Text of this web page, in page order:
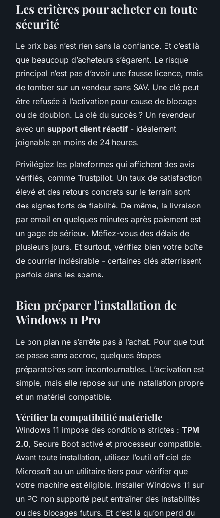
Les critères pour acheter en toute
sécurité
Le prix bas n’est rien sans la confiance. Et c’est là
que beaucoup d’acheteurs s’égarent. Le risque
principal n’est pas d’avoir une fausse licence, mais
de tomber sur un vendeur sans SAV. Une clé peut
être refusée à l’activation pour cause de blocage
ou de doublon. La clé du succès ? Un revendeur
avec un support client réactif - idéalement
joignable en moins de 24 heures.
Privilégiez les plateformes qui affichent des avis
vérifiés, comme Trustpilot. Un taux de satisfaction
élevé et des retours concrets sur le terrain sont
des signes forts de fiabilité. De même, la livraison
par email en quelques minutes après paiement est
un gage de sérieux. Méfiez-vous des délais de
plusieurs jours. Et surtout, vérifiez bien votre boîte
de courrier indésirable - certaines clés atterrissent
parfois dans les spams.
Bien préparer l'installation de
Windows 11 Pro
Le bon plan ne s’arrête pas à l’achat. Pour que tout
se passe sans accroc, quelques étapes
préparatoires sont incontournables. L’activation est
simple, mais elle repose sur une installation propre
et un matériel compatible.
Vérifier la compatibilité matérielle
Windows 11 impose des conditions strictes : TPM
2.0, Secure Boot activé et processeur compatible.
Avant toute installation, utilisez l’outil officiel de
Microsoft ou un utilitaire tiers pour vérifier que
votre machine est éligible. Installer Windows 11 sur
un PC non supporté peut entraîner des instabilités
ou des blocages futurs. Et c’est là qu’on perd du